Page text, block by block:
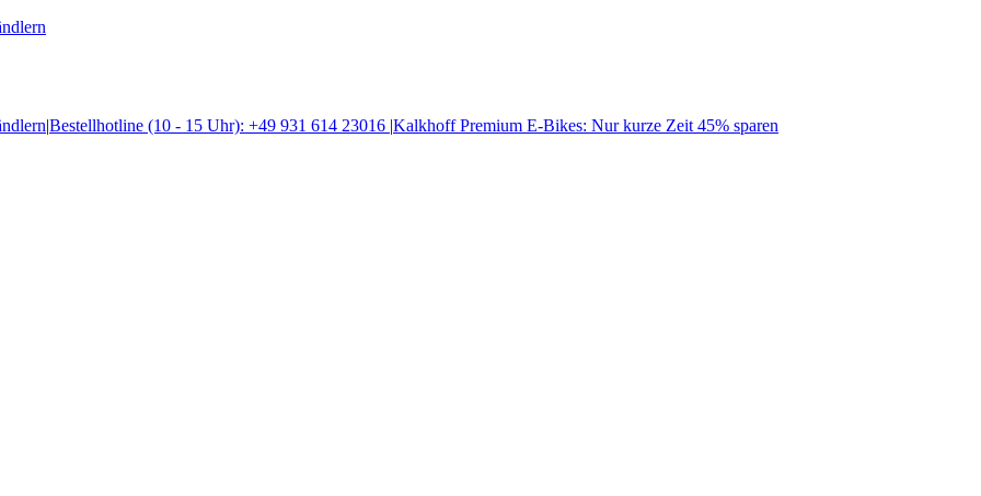
|Bestellhotline (10 - 15 Uhr): +49 931 614 23016 |Kalkhoff Premium E-Bikes: Nur kurze Zeit 45% sparen